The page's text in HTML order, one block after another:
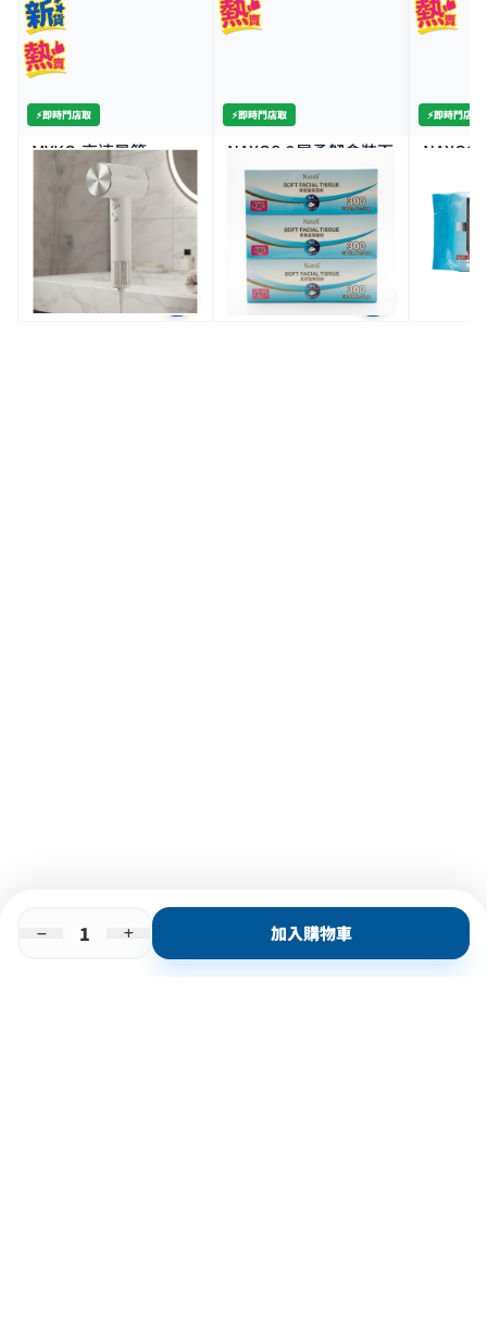
⚡️即時門店取
MYKO-高速風筒
1600W
$120.0
⚡️即時門店取
NAXOS-2層柔韌盒裝面
紙3盒裝
$10.0
全場買4送1(共選5件商品)
⚡️即時門店取
8K+
$12.0
加入購物車